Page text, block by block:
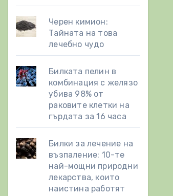
Черен кимион:
Тайната на това
лечебно чудо
Билката пелин в
комбинация с желязо
убива 98% от
раковите клетки на
гърдата за 16 часа
Билки за лечение на
възпаление: 10-те
най-мощни природни
лекарства, които
наистина работят